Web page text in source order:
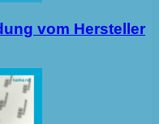
vom Hersteller